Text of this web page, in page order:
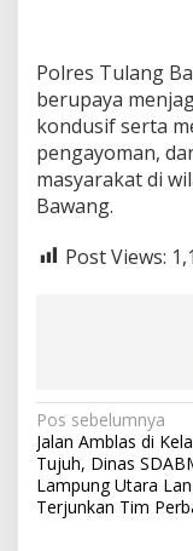
Polres Tulang
berupaya
kondusif serta
pengayoman,
masyarakat di
Bawang.
Post Views:
N
a
v
Pos sebelumnya
Jalan Amblas di
Tujuh, Dinas
Lampung Utara
Terjunkan Tim